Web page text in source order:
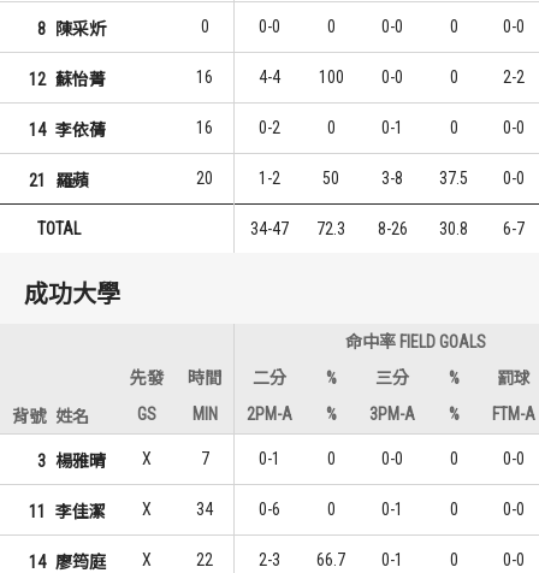
8 陳采炘 0 0-0 0 0-0 0 0-0
12 蘇怡菁 16 4-4 100 0-0 0 2-2
14 李依蒨 16 0-2 0 0-1 0 0-0
21 羅蘋 20 1-2 50 3-8 37.5 0-0
TOTAL 34-47 72.3 8-26 30.8 6-7
成功大學
命中率 FIELD GOALS
先發
時間 二分 % 三分 %
罰球
背號 姓名 GS MIN 2PM-A % 3PM-A % FTM-A
3 楊雅晴 X 7 0-1 0 0-0 0 0-0
11 李佳潔 X 34 0-6 0 0-1 0 0-0
14 廖筠庭 X 22 2-3 66.7 0-1 0 0-0